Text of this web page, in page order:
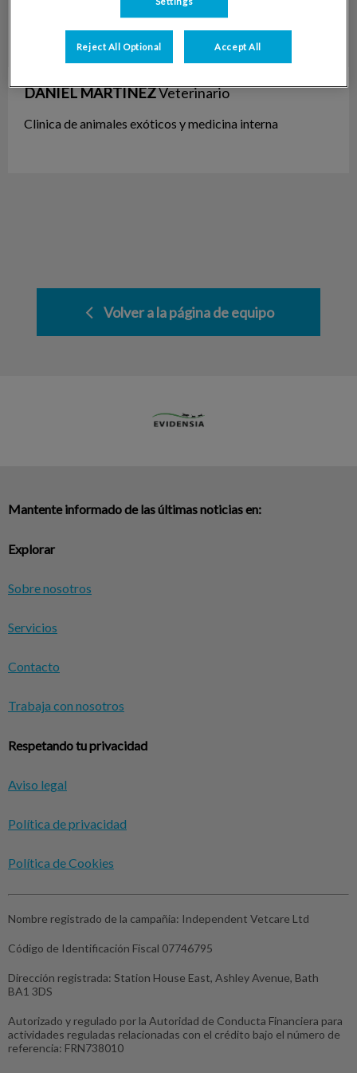
DANIEL MARTINEZVeterinario
Clinica de animales exóticos y medicina interna
Volver a la página de equipo
Explorar
Sobre nosotros
Servicios
Contacto
Trabaja con nosotros
Respetando tu privacidad
Aviso legal
Política de privacidad
Política de Cookies
Mantente informado de las últimas noticias en:
Nombre registrado de la campañia: Independent Vetcare Ltd
Código de Identificación Fiscal 07746795
Dirección registrada: Station House East, Ashley Avenue, Bath
BA1 3DS
Autorizado y regulado por la Autoridad de Conducta Financiera para
actividades reguladas relacionadas con el crédito bajo el número de
referencia: FRN738010
Reject All Optional Accept All